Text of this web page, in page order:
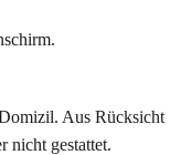
Aus Rücksicht
nicht gestattet.